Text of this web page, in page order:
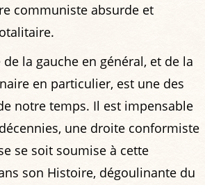
communiste absurde et
la gauche en général, et de la
en particulier, est une des
notre temps. Il est impensable
une droite conformiste
se soit soumise à cette
son Histoire, dégoulinante du